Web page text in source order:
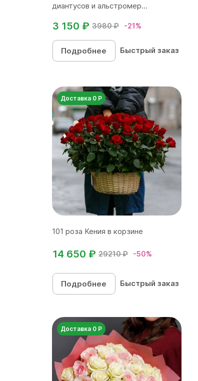
диантусов и альстромер...
3980 ₽ -21%
3 150 ₽
Подробнее Быстрый заказ
Доставка 0 Р
101 роза Кения в корзине
29210 ₽ -50%
14 650 ₽
Подробнее Быстрый заказ
Доставка 0 Р